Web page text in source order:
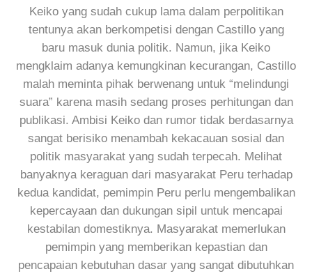
Keiko yang sudah cukup lama dalam perpolitikan
tentunya akan berkompetisi dengan Castillo yang
baru masuk dunia politik. Namun, jika Keiko
mengklaim adanya kemungkinan kecurangan, Castillo
malah meminta pihak berwenang untuk “melindungi
suara” karena masih sedang proses perhitungan dan
publikasi. Ambisi Keiko dan rumor tidak berdasarnya
sangat berisiko menambah kekacauan sosial dan
politik masyarakat yang sudah terpecah. Melihat
banyaknya keraguan dari masyarakat Peru terhadap
kedua kandidat, pemimpin Peru perlu mengembalikan
kepercayaan dan dukungan sipil untuk mencapai
kestabilan domestiknya. Masyarakat memerlukan
pemimpin yang memberikan kepastian dan
pencapaian kebutuhan dasar yang sangat dibutuhkan